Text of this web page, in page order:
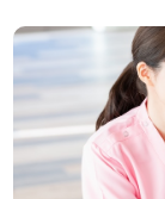
アは箕面市、
よりご案内し
全国の求人ご
しは【ウィル
方も遠慮なく＊